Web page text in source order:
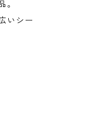
。
いシー